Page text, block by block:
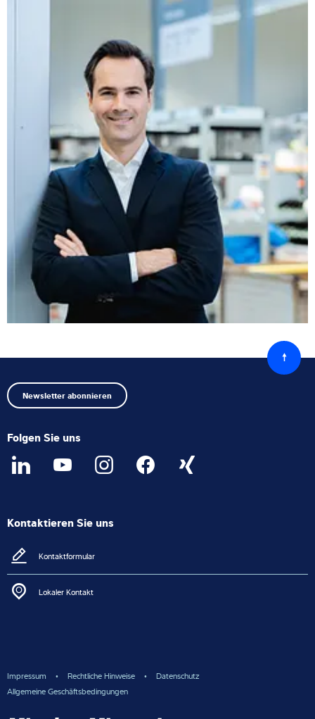
Zurück
zum
Anfang
Newsletter abonnieren
Folgen Sie uns
Kontaktieren Sie uns
Kontaktformular
Lokaler Kontakt
Impressum Rechtliche Hinweise
Datenschutz
Allgemeine Geschäftsbedingungen